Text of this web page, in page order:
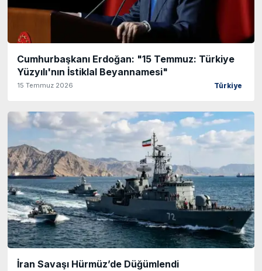
Cumhurbaşkanı Erdoğan: "15 Temmuz: Türkiye
Yüzyılı'nın İstiklal Beyannamesi"
15 Temmuz 2026 Türkiye
İran Savaşı Hürmüz’de Düğümlendi